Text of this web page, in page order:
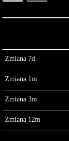
Zmiana 7d
Zmiana 1m
Zmiana 3m
Zmiana 12m